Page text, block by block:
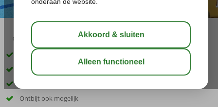
03:15
Op loopafstand van het strand en Petra
Ruime studio's
Ontbijt ook mogelijk